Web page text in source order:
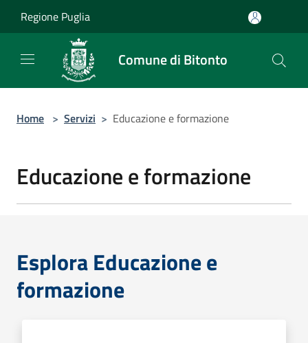
Regione Puglia
Comune di Bitonto
Home > Servizi > Educazione e formazione
Educazione e formazione
Esplora Educazione e
formazione